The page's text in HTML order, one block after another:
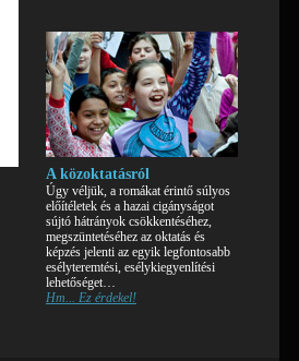
A közoktatásról
Úgy véljük, a romákat érintő súlyos
előítéletek és a hazai cigányságot
sújtó hátrányok csökkentéséhez,
megszüntetéséhez az oktatás és
képzés jelenti az egyik legfontosabb
esélyteremtési, esélykiegyenlítési
lehetőséget…
Hm... Ez érdekel!